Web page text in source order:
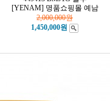
[YENAM] 명품쇼핑몰 예남
2,000,000원
1,450,000원